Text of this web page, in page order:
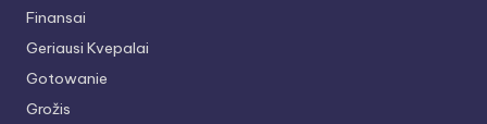
Finansai
Geriausi Kvepalai
Gotowanie
Grožis